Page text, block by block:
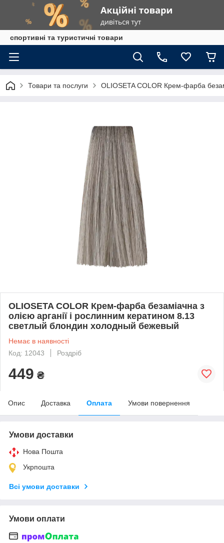
спортивні та туристичні товари
Товари та послуги OLIOSETA COLOR Крем-фарба
OLIOSETA COLOR Крем-фарба безаміачна з
олією арганії і рослинним кератином 8.13
светлый блондин холодный бежевый
Немає в наявності
Код: 12043
Роздріб
449 ₴
Опис Доставка Оплата Умови повернення
Умови доставки
Нова Пошта
Укрпошта
Всі умови доставки
Умови оплати